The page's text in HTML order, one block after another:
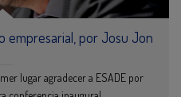
empresarial, por Josu Jon
lugar agradecer a ESADE por